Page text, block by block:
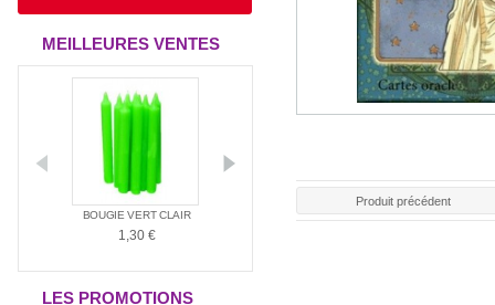
MEILLEURES VENTES
BOUGIE VERT CLAIR
1,30 €
BOUGIE ROUGE BOUGIE
LES PROMOTIONS
Produit précédent